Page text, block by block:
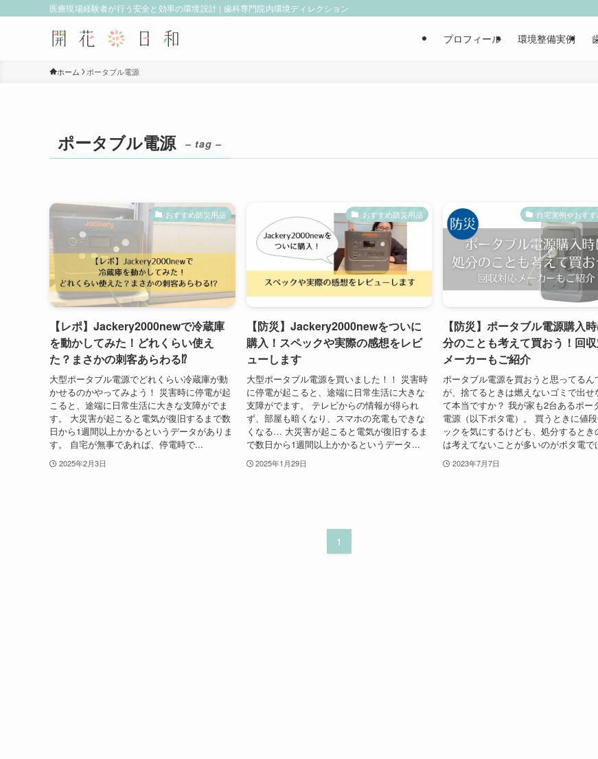
医療現場経験者が行う安全と効率の環境設計 | 歯科専門院内環境ディレクション
プロフィール 環境整備実例
ホーム ポータブル電源
ポータブル電源 – tag –
おすすめ防災用品
【レポ】Jackery2000newで冷蔵庫
を動かしてみた！どれくらい使え
た？まさかの刺客あらわる⁉
大型ポータブル電源でどれくらい冷蔵庫が動
かせるのかやってみよう！ 災害時に停電が起
こると、途端に日常生活に大きな支障がでま
す。 大災害が起こると電気が復旧するまで数
日から1週間以上かかるというデータがありま
す。 自宅が無事であれば、停電時で...
2025年2月3日
おすすめ防災用品
【防災】Jackery2000newをついに
購入！スペックや実際の感想をレビ
ューします
大型ポータブル電源を買いました！！ 災害時
に停電が起こると、途端に日常生活に大きな
支障がでます。 テレビからの情報が得られ
ず、部屋も暗くなり、スマホの充電もできな
くなる… 大災害が起こると電気が復旧するま
で数日から1週間以上かかるというデータ...
2025年1月29日
自宅実例やおす
【防災】ポータブル電源購入
分のことも考えて買おう！回
メーカーもご紹介
ポータブル電源を買おうと思ってるん
が、捨てるときは燃えないゴミで出せ
て本当ですか？ 我が家も2台あるポー
電源（以下ポタ電）。 買うときに値
ックを気にするけども、処分するとき
は考えてないことが多いのがポタ電で
2023年7月7日
1